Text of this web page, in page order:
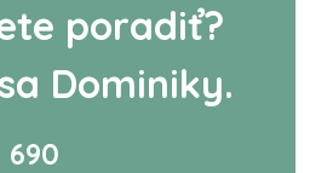
poradiť?
Dominiky.
690